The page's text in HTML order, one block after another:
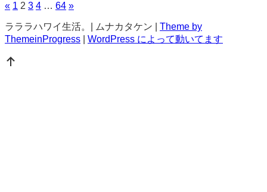
« 1 2 3 4 … 64 »
ラララハワイ生活。| ムナカタケン | Theme by
ThemeinProgress
WordPress によって動いてます